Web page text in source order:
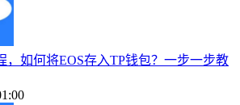
，如何将EOS存入TP钱包？一步一步教